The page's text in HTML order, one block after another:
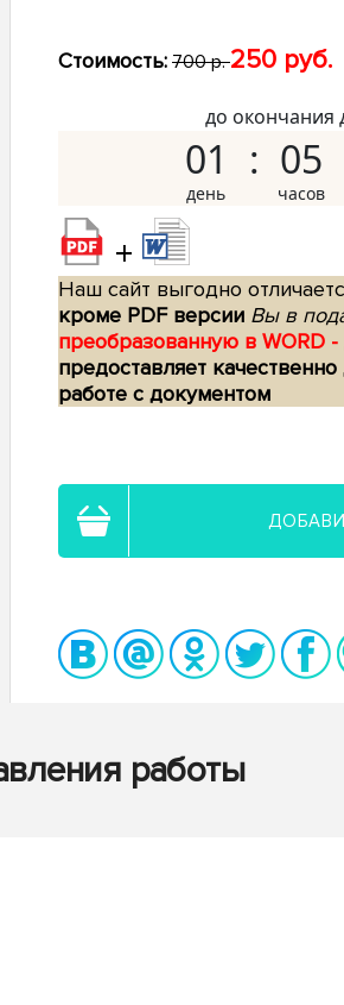
Стоимость: 700 р.250 руб.
до окончания
01 05
+
Наш сайт выгодно
кроме PDF версии Вы в
преобразованную в WORD
предоставляет
работе с документом
работы